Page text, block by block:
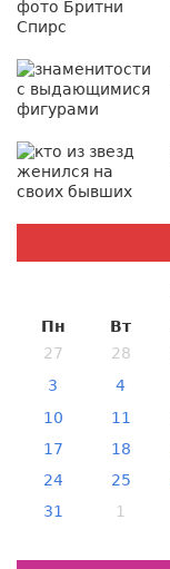
Пн Вт
27
28
3
4
10
11
17
18
24
25
31
1